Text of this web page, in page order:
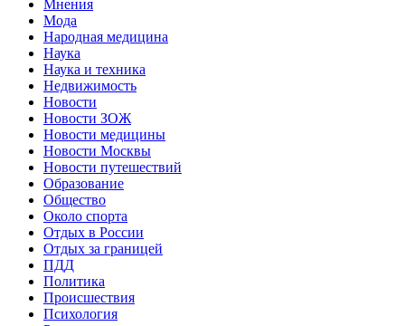
Мнения
Мода
Народная медицина
Наука
Наука и техника
Недвижимость
Новости
Новости ЗОЖ
Новости медицины
Новости Москвы
Новости путешествий
Образование
Общество
Около спорта
Отдых в России
Отдых за границей
ПДД
Политика
Происшествия
Психология